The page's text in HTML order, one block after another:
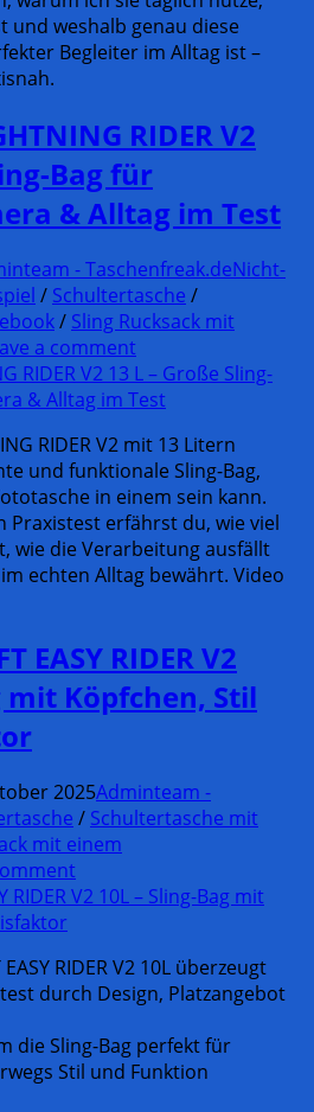
und weshalb genau diese
Begleiter im Alltag ist –
RIDER V2
Bag für
& Alltag im Test
- Taschenfreak.deNicht-
/ Schultertasche /
/ Sling Rucksack mit
a comment
RIDER V2 mit 13 Litern
und funktionale Sling-Bag,
in einem sein kann.
Praxistest erfährst du, wie viel
wie die Verarbeitung ausfällt
echten Alltag bewährt. Video
EASY RIDER V2
mit Köpfchen, Stil
2025Adminteam -
/ Schultertasche mit
mit einem
RIDER V2 10L überzeugt
durch Design, Platzangebot
die Sling-Bag perfekt für
Stil und Funktion